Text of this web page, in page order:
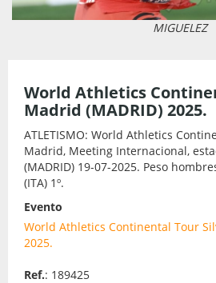
MIGUELEZ
World Athletics
Madrid (MADRID) 2025.
ATLETISMO: World Athletics
Madrid, Meeting Internacional,
(MADRID) 19-07-2025. Peso
(ITA) 1º.
Evento
World Athletics Continental Tour
2025.
Ref.: 189425